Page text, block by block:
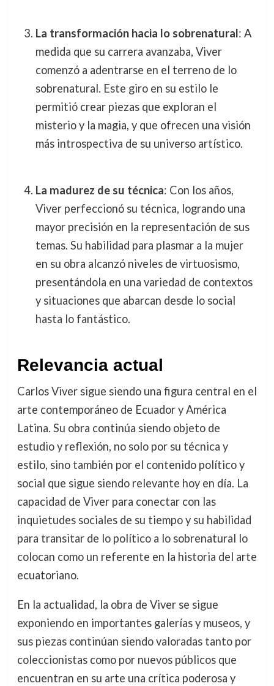
La transformación hacia lo sobrenatural: A
medida que su carrera avanzaba, Viver
comenzó a adentrarse en el terreno de lo
sobrenatural. Este giro en su estilo le
permitió crear piezas que exploran el
misterio y la magia, y que ofrecen una visión
más introspectiva de su universo artístico.
La madurez de su técnica: Con los años,
Viver perfeccionó su técnica, logrando una
mayor precisión en la representación de sus
temas. Su habilidad para plasmar a la mujer
en su obra alcanzó niveles de virtuosismo,
presentándola en una variedad de contextos
y situaciones que abarcan desde lo social
hasta lo fantástico.
Relevancia actual
Carlos Viver sigue siendo una figura central en el
arte contemporáneo de Ecuador y América
Latina. Su obra continúa siendo objeto de
estudio y reflexión, no solo por su técnica y
estilo, sino también por el contenido político y
social que sigue siendo relevante hoy en día. La
capacidad de Viver para conectar con las
inquietudes sociales de su tiempo y su habilidad
para transitar de lo político a lo sobrenatural lo
colocan como un referente en la historia del arte
ecuatoriano.
En la actualidad, la obra de Viver se sigue
exponiendo en importantes galerías y museos, y
sus piezas continúan siendo valoradas tanto por
coleccionistas como por nuevos públicos que
encuentran en su arte una crítica poderosa y